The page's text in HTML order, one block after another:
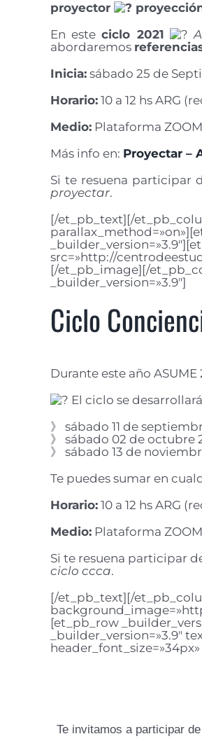
proyector
En esteciclo 2021
abordaremos
Inicia: sábado 25 de
Horario: 10 a 12 hs ARG
Medio: Plataforma
Más info en: Proyectar –
Si te resuena participar
proyectar.
[/et_pb_text][/
src=»http://
[/et_pb_image][/
_builder_version=»3.9″]
Ciclo
Durante este año ASUME
El ciclo se
》 sábado 11 de
》 sábado 02 de octubre
》 sábado 13 de
Te puedes sumar en
Horario: 10 a 12 hs ARG
Medio: Plataforma
Si te resuena participar
ciclo ccca.
[/et_pb_text][/
[et_pb_row
_builder_version=»3.9″
Te invitamos a participar